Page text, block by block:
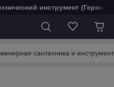
инструмент
сантехника и